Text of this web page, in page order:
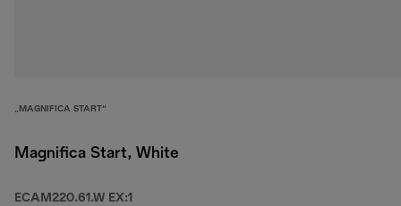
„MAGNIFICA START“
Magnifica Start, White
ECAM220.61.W EX:1